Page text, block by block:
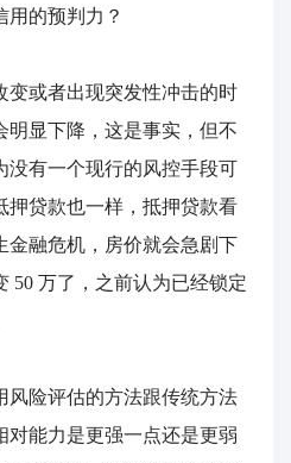
用的预判力？
变或者出现突发性冲击的时
明显下降，这是事实，但不
没有一个现行的风控手段可
押贷款也一样，抵押贷款看
金融危机，房价就会急剧下
50 万了，之前认为已经锁定
风险评估的方法跟传统方法
对能力是更强一点还是更弱